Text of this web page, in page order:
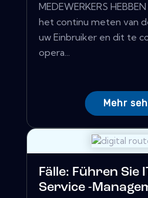
MEDEWERKERS
het continu meten van
uw Einbruiker en dit te
opera...
Mehr
Fälle: Führen Sie
Service -